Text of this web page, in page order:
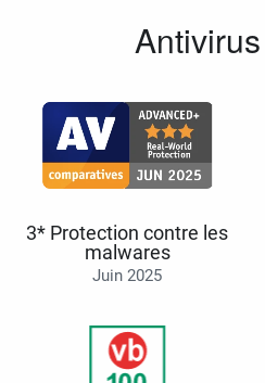
3* Protection contre les
malwares
Juin 2025